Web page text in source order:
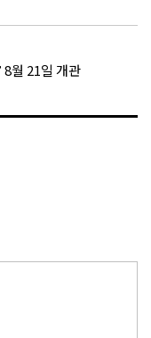
8월 21일 개관